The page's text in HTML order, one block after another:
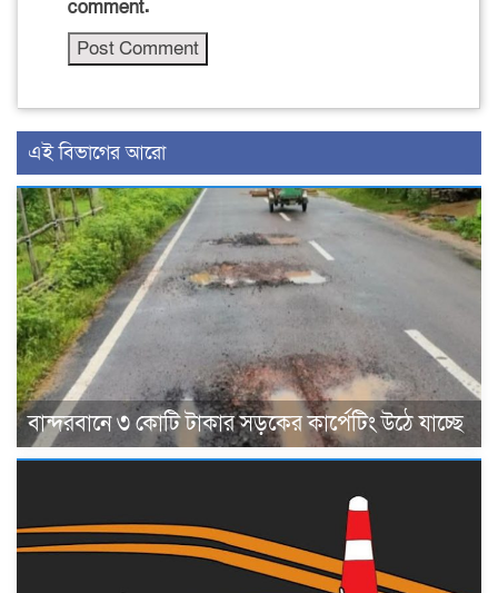
comment.
এই বিভাগের আরো
বান্দরবানে ৩ কোটি টাকার সড়কের কার্পেটিং উঠে যাচ্ছে